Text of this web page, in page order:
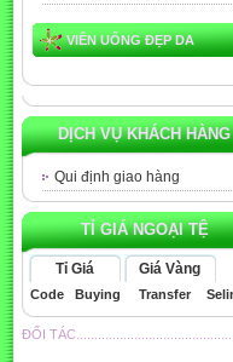
VIÊN UỐNG ĐẸP DA
DỊCH VỤ KHÁCH HÀNG
Qui định giao hàng
TỈ GIÁ NGOẠI TỆ
Tỉ Giá Giá Vàng
Code Buying Transfer
ĐỐI